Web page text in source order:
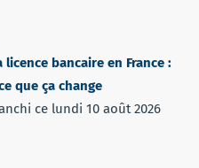
bancaire en France :
que ça change
ce lundi 10 août 2026